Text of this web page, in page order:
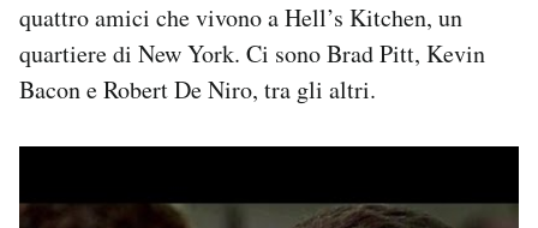
quattro amici che vivono a Hell’s Kitchen, un
quartiere di New York. Ci sono Brad Pitt, Kevin
Bacon e Robert De Niro, tra gli altri.